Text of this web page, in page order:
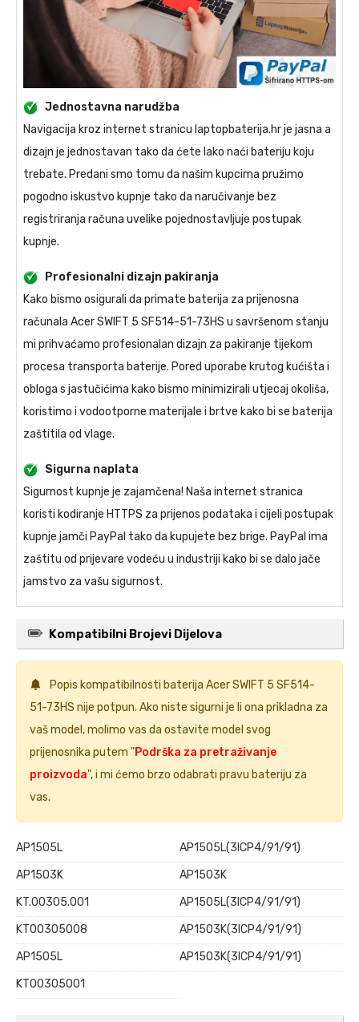
Jednostavna narudžba
Navigacija kroz internet stranicu laptopbaterija.hr je jasna a
dizajn je jednostavan tako da ćete lako naći bateriju koju
trebate. Predani smo tomu da našim kupcima pružimo
pogodno iskustvo kupnje tako da naručivanje bez
registriranja računa uvelike pojednostavljuje postupak
kupnje.
Profesionalni dizajn pakiranja
Kako bismo osigurali da primate baterija za prijenosna
računala Acer SWIFT 5 SF514-51-73HS u savršenom stanju
mi prihvaćamo profesionalan dizajn za pakiranje tijekom
procesa transporta baterije. Pored uporabe krutog kućišta i
obloga s jastučićima kako bismo minimizirali utjecaj okoliša,
koristimo i vodootporne materijale i brtve kako bi se baterija
zaštitila od vlage.
Sigurna naplata
Sigurnost kupnje je zajamčena! Naša internet stranica
koristi kodiranje HTTPS za prijenos podataka i cijeli postupak
kupnje jamči PayPal tako da kupujete bez brige. PayPal ima
zaštitu od prijevare vodeću u industriji kako bi se dalo jače
jamstvo za vašu sigurnost.
Kompatibilni Brojevi Dijelova
Popis kompatibilnosti baterija Acer SWIFT 5 SF514-
51-73HS nije potpun. Ako niste sigurni je li ona prikladna za
vaš model, molimo vas da ostavite model svog
prijenosnika putem "Podrška za pretraživanje
proizvoda", i mi ćemo brzo odabrati pravu bateriju za
vas.
AP15O5L
AP15O5L(3ICP4/91/91)
AP15O3K
AP1503K
KT.00305.001
AP1505L(3ICP4/91/91)
KT00305008
AP1503K(3ICP4/91/91)
AP1505L
AP15O3K(3ICP4/91/91)
KT00305001